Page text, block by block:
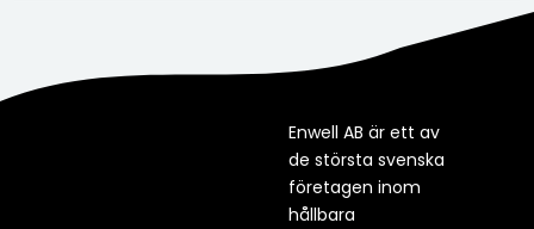
Enwell AB är ett av
de största svenska
företagen inom
hållbara